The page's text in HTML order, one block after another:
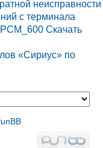
неисправности
с терминала
Cкачать
«Сириус» по